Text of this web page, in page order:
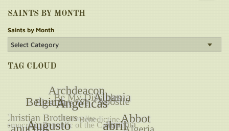
SAINTS BY MONTH
Saints by Month
TAG CLOUD